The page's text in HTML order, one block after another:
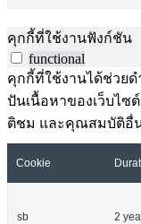
คุกกี้ที่ใช้งานฟังก์ชัน
functional
คุกกี้ที่ใช้งานได้ช่วยด
ปันเนื้อหาของเว็บไซ
ติชม และคุณสมบัติอื่
Cookie
sb 2